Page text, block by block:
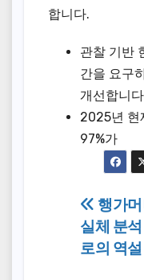
합니다.
관찰 기반
간을 요구
개선합니
2025년 현
97%가
Post
행가
실체 분
로의 역설